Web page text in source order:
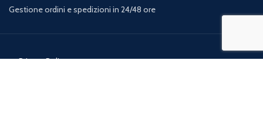
Gestione ordini e spedizioni in 24/48 ore
Privacy Policy